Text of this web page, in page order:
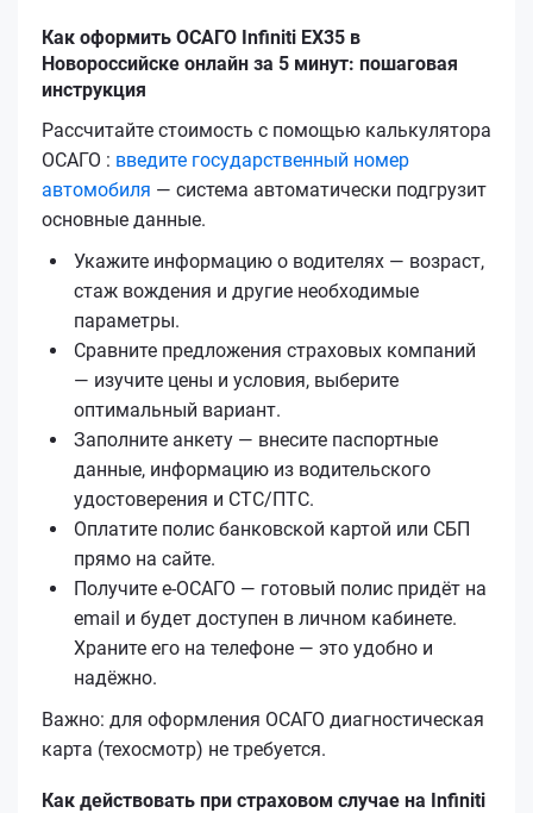
Как оформить ОСАГО Infiniti EX35 в
Новороссийске онлайн за 5 минут: пошаговая
инструкция
Рассчитайте стоимость с помощью калькулятора
ОСАГО : введите государственный номер
автомобиля — система автоматически подгрузит
основные данные.
Укажите информацию о водителях — возраст,
стаж вождения и другие необходимые
параметры.
Сравните предложения страховых компаний
— изучите цены и условия, выберите
оптимальный вариант.
Заполните анкету — внесите паспортные
данные, информацию из водительского
удостоверения и СТС/ПТС.
Оплатите полис банковской картой или СБП
прямо на сайте.
Получите е‑ОСАГО — готовый полис придёт на
email и будет доступен в личном кабинете.
Храните его на телефоне — это удобно и
надёжно.
Важно: для оформления ОСАГО диагностическая
карта (техосмотр) не требуется.
Как действовать при страховом случае на Infiniti